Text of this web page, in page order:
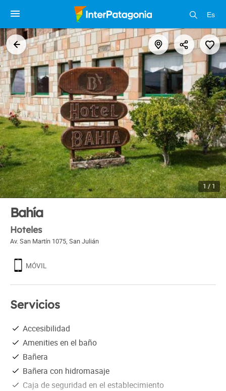
Es
1 / 1
Bahía
Hoteles
Av. San Martín 1075, San Julián
MÓVIL
Servicios
Accesibilidad
Amenities en el baño
Bañera
Bañera con hidromasaje
Caja de seguridad en el establecimiento